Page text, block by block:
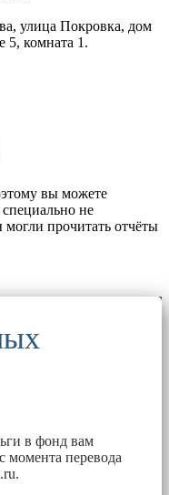
улица Покровка, дом
5, комната 1.
вы можете
не
прочитать отчёты
в фонд вам
момента перевода
.